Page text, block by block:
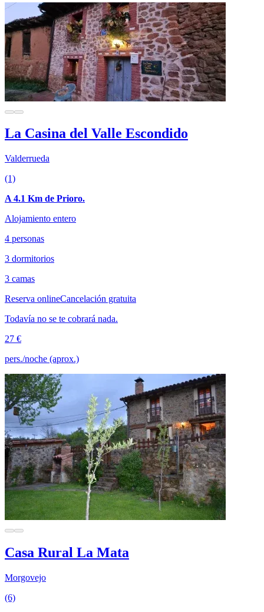
La Casina del Valle Escondido
Valderrueda
(1)
A 4.1 Km de Prioro.
Alojamiento entero
4 personas
3 dormitorios
3 camas
Reserva onlineCancelación gratuita
Todavía no se te cobrará nada.
27 €
pers./noche (aprox.)
Casa Rural La Mata
Morgovejo
(6)